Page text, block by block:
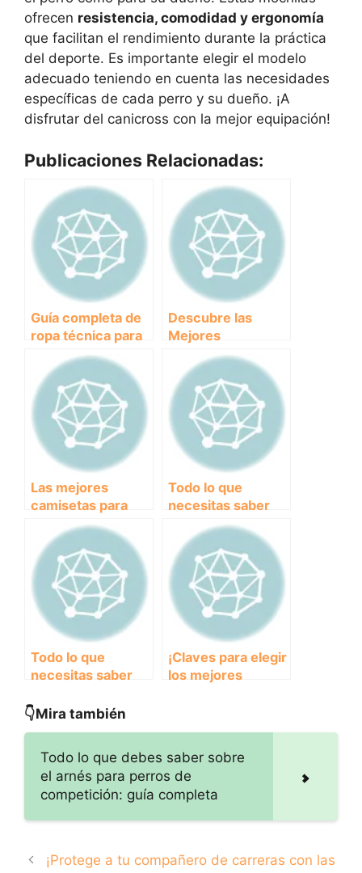
ofrecen resistencia, comodidad y ergonomía
que facilitan el rendimiento durante la práctica
del deporte. Es importante elegir el modelo
adecuado teniendo en cuenta las necesidades
específicas de cada perro y su dueño. ¡A
disfrutar del canicross con la mejor equipación!
Publicaciones Relacionadas:
Guía completa de
ropa técnica para
practicar
canicross con tu
perro
Descubre las
Mejores
Chaquetas para
Practicar
Canicross con tu
Perro
Las mejores
camisetas para
practicar
canicross:
comodidad y estilo
para ti y tu perro
Todo lo que
necesitas saber
sobre los mejores
pantalones para
practicar
canicross
Todo lo que
necesitas saber
para canicross:
tu perro!
¡Claves para elegir
los mejores
👇Mira también
Todo lo que debes saber sobre
el arnés para perros de
competición: guía completa
¡Protege a tu compañero de carreras con las